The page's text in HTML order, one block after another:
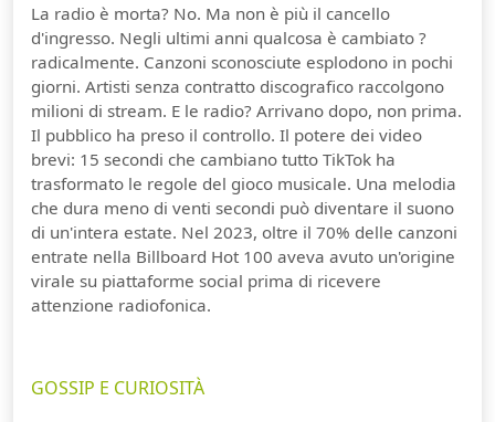
La radio è morta? No. Ma non è più il cancello
d'ingresso. Negli ultimi anni qualcosa è cambiato ?
radicalmente. Canzoni sconosciute esplodono in pochi
giorni. Artisti senza contratto discografico raccolgono
milioni di stream. E le radio? Arrivano dopo, non prima.
Il pubblico ha preso il controllo. Il potere dei video
brevi: 15 secondi che cambiano tutto TikTok ha
trasformato le regole del gioco musicale. Una melodia
che dura meno di venti secondi può diventare il suono
di un'intera estate. Nel 2023, oltre il 70% delle canzoni
entrate nella Billboard Hot 100 aveva avuto un'origine
virale su piattaforme social prima di ricevere
attenzione radiofonica.
GOSSIP E CURIOSITÀ